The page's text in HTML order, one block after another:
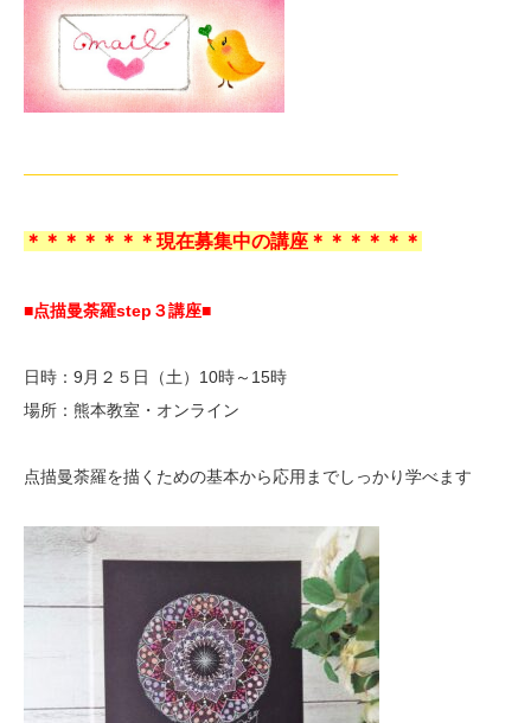
——————————————————————–
＊＊＊＊＊＊＊現在募集中の講座＊＊＊＊＊＊
■点描曼荼羅step３講座■
日時：9月２５日（土）10時～15時
場所：熊本教室・オンライン
点描曼荼羅を描くための基本から応用までしっかり学べます